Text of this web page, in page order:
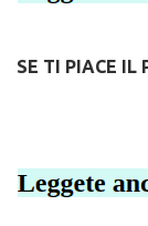
SE TI PIACE IL